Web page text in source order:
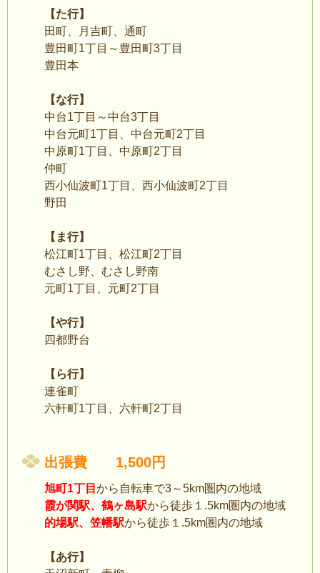
【た行】
田町、月吉町、通町
豊田町1丁目～豊田町3丁目
豊田本
【な行】
中台1丁目～中台3丁目
中台元町1丁目、中台元町2丁目
中原町1丁目、中原町2丁目
仲町
西小仙波町1丁目、西小仙波町2丁目
野田
【ま行】
松江町1丁目、松江町2丁目
むさし野、むさし野南
元町1丁目、元町2丁目
【や行】
四都野台
【ら行】
連雀町
六軒町1丁目、六軒町2丁目
出張費 1,500円
旭町1丁目 から自転車で3～5km圏内の地域
霞が関駅、鶴ヶ島駅から徒歩１.5km圏内の地域
的場駅、笠幡駅から徒歩１.5km圏内の地域
【あ行】